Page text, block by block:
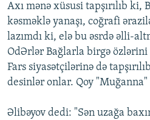
Axı mənə xüsusi tapşırılıb ki,
kəsməklə yanaşı, coğrafi
lazımdı ki, elə bu əsrdə əlli-
OdƏrlər Bağlarla birgə özlərini
Fars siyasətçilərinə də
desinlər onlar. Qoy "Muğanna"
Əlibəyov dedi: "Sən uzağa